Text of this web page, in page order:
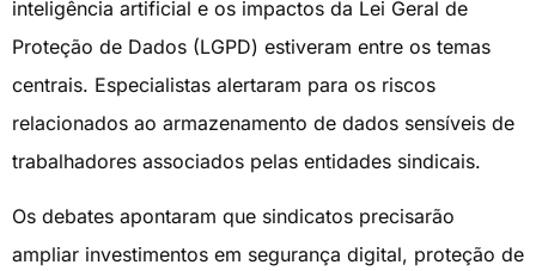
inteligência artificial e os impactos da Lei Geral de
Proteção de Dados (LGPD) estiveram entre os temas
centrais. Especialistas alertaram para os riscos
relacionados ao armazenamento de dados sensíveis de
trabalhadores associados pelas entidades sindicais.
Os debates apontaram que sindicatos precisarão
ampliar investimentos em segurança digital, proteção de